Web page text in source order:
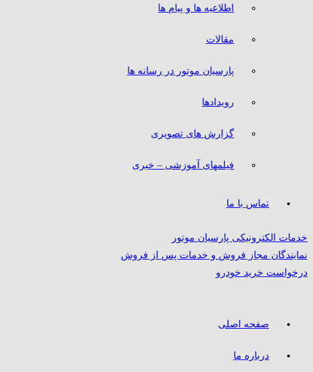
اطلاعیه ها و پیام ها
مقالات
پارسیان موتور در رسانه ها
رویدادها
گزارش های تصویری
فیلمهای آموزشی – خبری
تماس با ما
خدمات الکترونیکی پارسیان موتور
نمایندگان مجاز فروش و خدمات پس از فروش
درخواست خرید خودرو
صفحه اصلی
درباره ما